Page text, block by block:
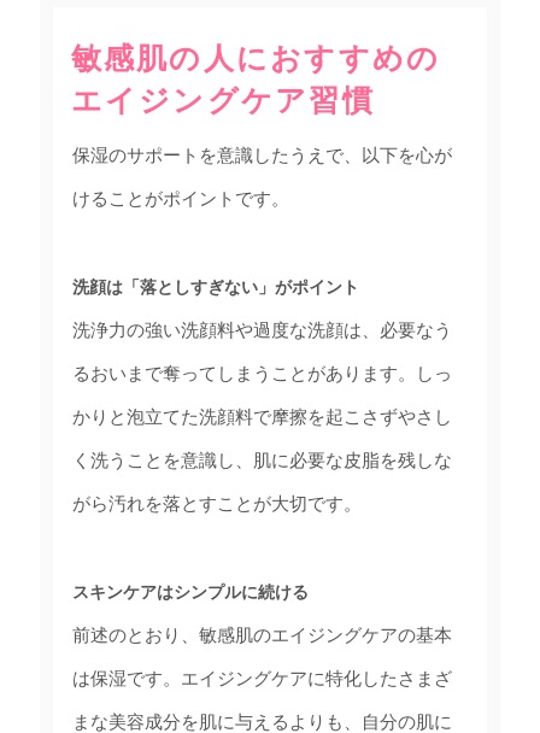
敏感肌の人におすすめの
エイジングケア習慣
保湿のサポートを意識したうえで、以下を心が
けることがポイントです。
洗顔は「落としすぎない」がポイント
洗浄力の強い洗顔料や過度な洗顔は、必要なう
るおいまで奪ってしまうことがあります。しっ
かりと泡立てた洗顔料で摩擦を起こさずやさし
く洗うことを意識し、肌に必要な皮脂を残しな
がら汚れを落とすことが大切です。
スキンケアはシンプルに続ける
前述のとおり、敏感肌のエイジングケアの基本
は保湿です。エイジングケアに特化したさまざ
まな美容成分を肌に与えるよりも、自分の肌に